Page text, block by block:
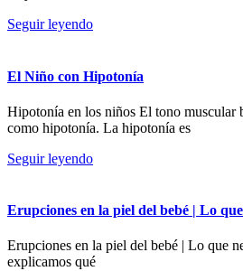
Seguir leyendo
El Niño con Hipotonía
Hipotonía en los niños El tono muscular
como hipotonía. La hipotonía es
Seguir leyendo
Erupciones en la piel del bebé | Lo
Erupciones en la piel del bebé | Lo que
explicamos qué